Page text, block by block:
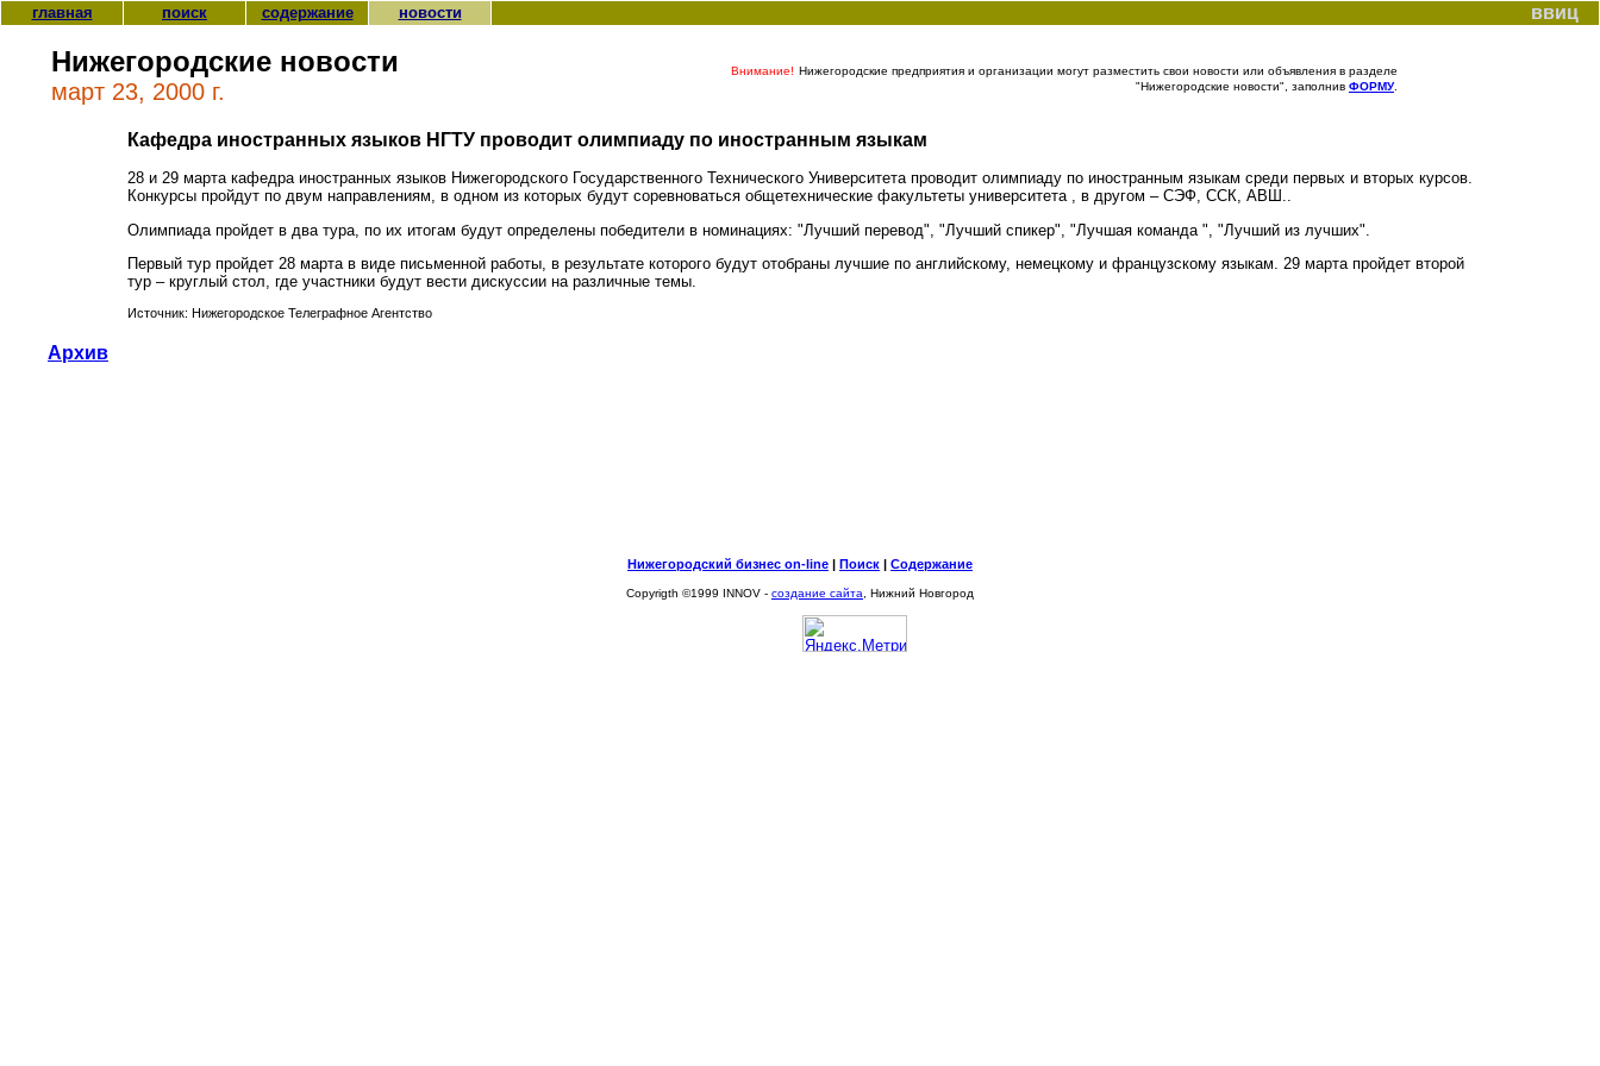
главная поиск содержание новости ввиц
Нижегородские новости
март 23, 2000 г.
Внимание! Нижегородские предприятия и организации могут разместить свои новости или объявления в разделе
"Нижегородские новости", заполнив ФОРМУ.
Кафедра иностранных языков НГТУ проводит олимпиаду по иностранным языкам
28 и 29 марта кафедра иностранных языков Нижегородского Государственного Технического Университета проводит олимпиаду по иностранным языкам среди первых и вторых курсов.
Конкурсы пройдут по двум направлениям, в одном из которых будут соревноваться общетехнические факультеты университета , в другом – СЭФ, ССК, АВШ..
Олимпиада пройдет в два тура, по их итогам будут определены победители в номинациях: "Лучший перевод", "Лучший спикер", "Лучшая команда ", "Лучший из лучших".
Первый тур пройдет 28 марта в виде письменной работы, в результате которого будут отобраны лучшие по английскому, немецкому и французскому языкам. 29 марта пройдет второй
тур – круглый стол, где участники будут вести дискуссии на различные темы.
Источник: Нижегородское Телеграфное Агентство
Архив
Нижегородский бизнес on-line | Поиск | Содержание
Copyrigth ©1999 INNOV - создание сайта , Нижний Новгород